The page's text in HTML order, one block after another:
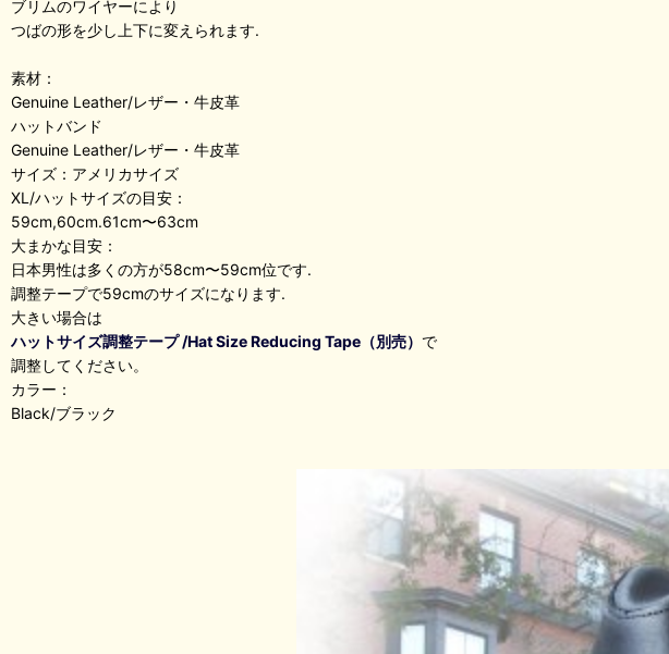
ブリムのワイヤーにより
つばの形を少し上下に変えられます.
素材：
Genuine Leather/レザー・牛皮革
ハットバンド
Genuine Leather/レザー・牛皮革
サイズ：アメリカサイズ
XL/ハットサイズの目安：
59cm,60cm.61cm〜63cm
大まかな目安：
日本男性は多くの方が58cm〜59cm位です.
調整テープで59cmのサイズになります.
大きい場合は
ハットサイズ調整テープ /Hat Size Reducing Tape（別売） で
調整してください。
カラー：
Black/ブラック